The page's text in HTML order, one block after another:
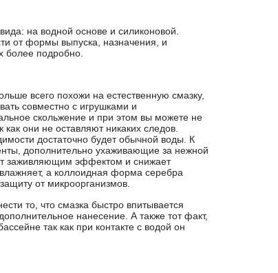
на водной основе и силиконовой.
от формы выпуска, назначения, и
более подробно.
всего похожи на естественную смазку,
совместно с игрушками и
скольжение и при этом вы можете не
как они не оставляют никаких следов.
достаточно будет обычной воды. К
дополнительно ухаживающие за нежной
заживляющим эффектом и снижает
а коллоидная форма серебра
от микроорганизмов.
то, что смазка быстро впитывается
нанесение. А также тот факт,
так как при контакте с водой он